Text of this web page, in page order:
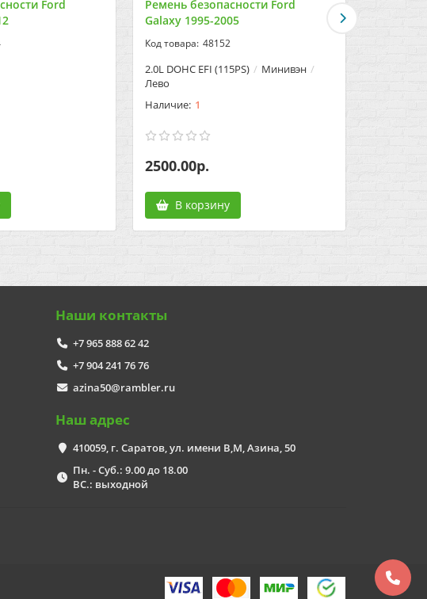
Ford
Ремень безопасности Ford
Galaxy 1995-2005
48152
2.0L DOHC EFI (115PS)
Минивэн
Лево
1
2500.00р.
В корзину
Наши контакты
+7 965 888 62 42
+7 904 241 76 76
azina50@rambler.ru
Наш адрес
410059, г. Саратов, ул. имени В,М, Азина, 50
Пн. - Суб.: 9.00 до 18.00
ВС.: выходной